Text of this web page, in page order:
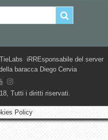
TieLabs iRREsponsabile del server
baracca Diego Cervia
Tutti i diritti riservati.
Policy